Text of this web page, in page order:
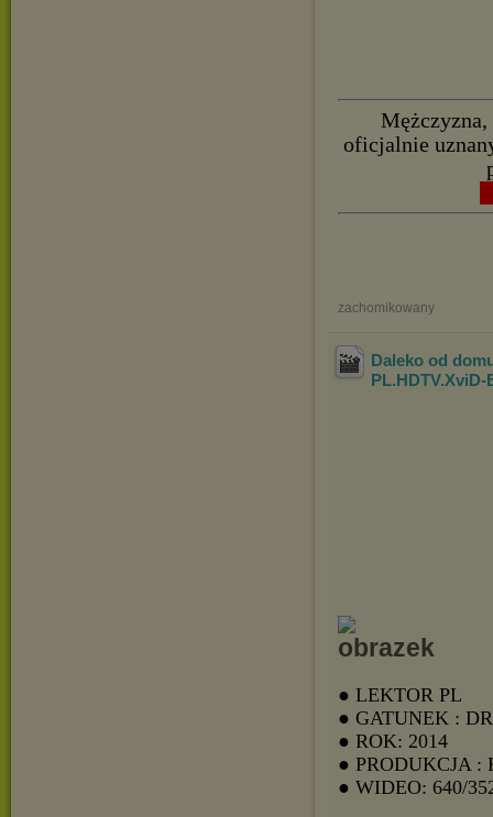
Mężczyzna,
oficjalnie
zachomikowany
Daleko od
PL.HDTV.XviD-
● LEKTOR PL
● GATUNEK :
● ROK: 2014
● PRODUKCJA :
● WIDEO: 640/